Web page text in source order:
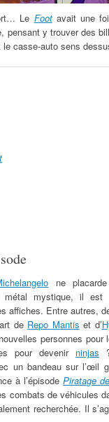
Le Footavait une
pensant y trouver des
casse-auto sens
ne
métal mystique, il est
affiches. Entre autres,
de Repo Mantis et d’
personnes
pour devenir ninjas
un bandeau sur l’œil
à l’épisodePiratage
combats de véhicules
recherchée. Il